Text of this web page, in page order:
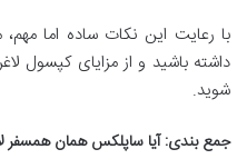
با رعایت این نکات ساده اما
داشته باشید و از مزایای کپسول
شوید.
جمع بندی: آیا ساپلکس همان